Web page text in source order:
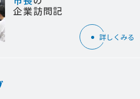
企業訪問記
詳しくみる